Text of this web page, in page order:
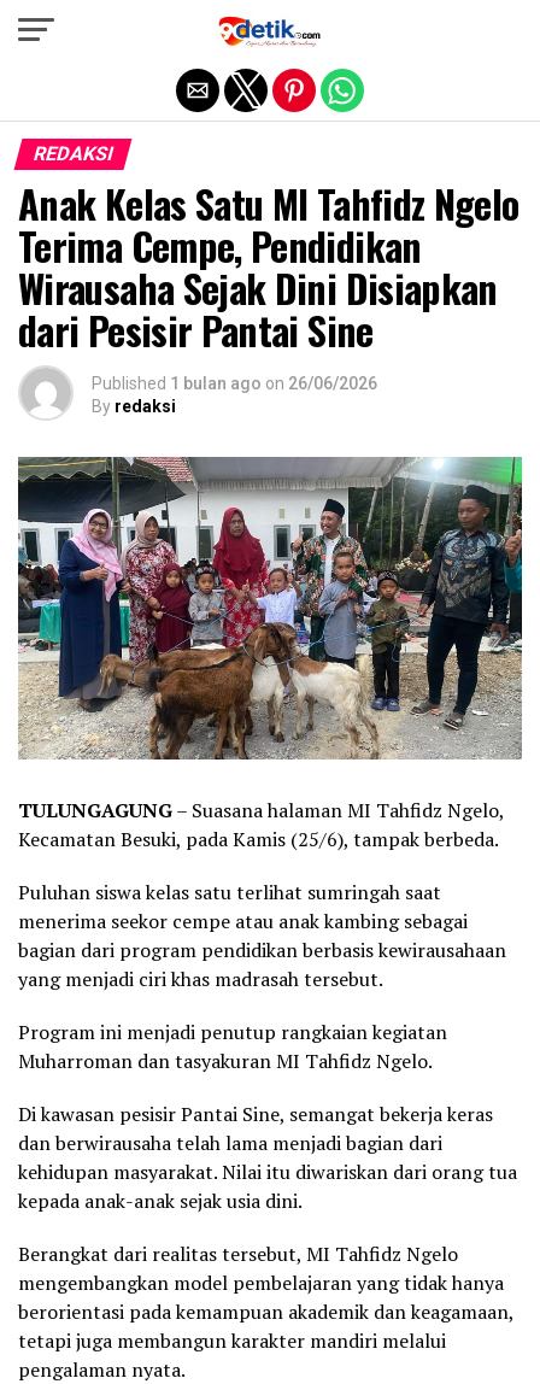
REDAKSI
Anak Kelas Satu MI Tahfidz Ngelo
Terima Cempe, Pendidikan
Wirausaha Sejak Dini Disiapkan
dari Pesisir Pantai Sine
Published 1 bulan ago on 26/06/2026
By redaksi
TULUNGAGUNG– Suasana halaman MI Tahfidz Ngelo,
Kecamatan Besuki, pada Kamis (25/6), tampak berbeda.
Puluhan siswa kelas satu terlihat sumringah saat
menerima seekor cempe atau anak kambing sebagai
bagian dari program pendidikan berbasis kewirausahaan
yang menjadi ciri khas madrasah tersebut.
Program ini menjadi penutup rangkaian kegiatan
Muharroman dan tasyakuran MI Tahfidz Ngelo.
Di kawasan pesisir Pantai Sine, semangat bekerja keras
dan berwirausaha telah lama menjadi bagian dari
kehidupan masyarakat. Nilai itu diwariskan dari orang tua
kepada anak-anak sejak usia dini.
Berangkat dari realitas tersebut, MI Tahfidz Ngelo
mengembangkan model pembelajaran yang tidak hanya
berorientasi pada kemampuan akademik dan keagamaan,
tetapi juga membangun karakter mandiri melalui
pengalaman nyata.
Exit mobile version